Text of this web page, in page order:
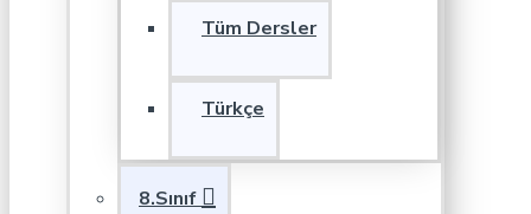
Tüm Dersler
Türkçe
8.Sınıf